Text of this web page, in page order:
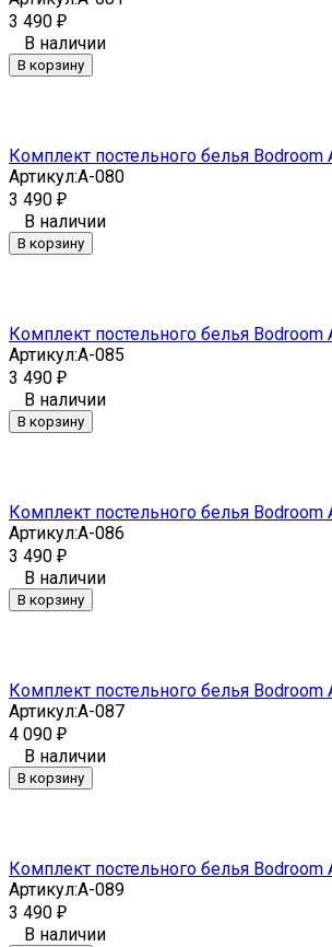
3 490 ₽
В наличии
В корзину
Комплект постельного белья Bodroom
Артикул:A-080
3 490 ₽
В наличии
В корзину
Комплект постельного белья Bodroom
Артикул:A-085
3 490 ₽
В наличии
В корзину
Комплект постельного белья Bodroom
Артикул:A-086
3 490 ₽
В наличии
В корзину
Комплект постельного белья Bodroom
Артикул:A-087
4 090 ₽
В наличии
В корзину
Комплект постельного белья Bodroom
Артикул:A-089
3 490 ₽
В наличии